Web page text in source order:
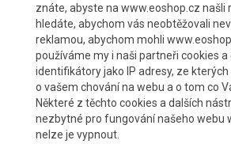
Možnosti
znáte, abyste na www.eoshop.cz našli
hledáte, abychom vás neobtěžovali
reklamou, abychom mohli
používáme my i naši partneři cookies a
identifikátory jako IP adresy, ze
o vašem chování na webu a o tom co
Některé z těchto cookies a dalších
nezbytné pro fungování našeho webu
nelze je vypnout.